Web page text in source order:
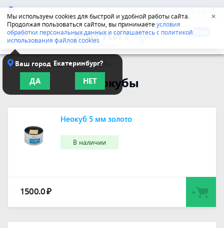
Мы используем cookies для быстрой и удобной работы сайта.
Продолжая пользоваться сайтом, вы принимаетеусловия
обработки персональных данных и соглашаетесь с политикой
использования файлов cookies
✕
Краснодар 8-800-555-42-96
Ваш город Екатеринбург?
ДА НЕТ
Магнитная продукция/Неокубы
Неокубы
В наличии
Неокуб 5 мм золото
1500.0₽